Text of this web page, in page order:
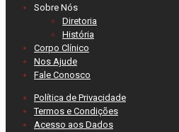
Sobre Nós
Diretoria
História
Corpo Clínico
Nos Ajude
Fale Conosco
Política de Privacidade
Termos e Condições
Acesso aos Dados